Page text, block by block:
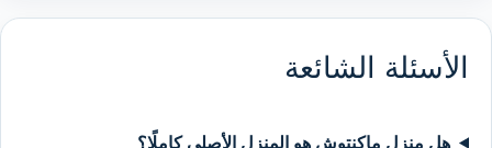
الأسئلة الشائعة
هل منزل ماكنتوش هو المنزل الأصلي كاملًا؟